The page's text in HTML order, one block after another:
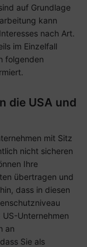
auf Grundlage
kann
nach Art.
im Einzelfall
folgenden
die USA und
mit Sitz
nicht sicheren
Ihre
übertragen und
dass in diesen
Unternehmen
an
Sie als